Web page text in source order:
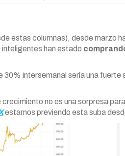
estas columnas), desde marzo
inteligentes han estado
intersemanal sería una fuerte
no es una sorpresa
estamos previendo esta suba